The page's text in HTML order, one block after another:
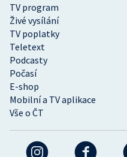
TV program
Živé vysílání
TV poplatky
Teletext
Podcasty
Počasí
E-shop
Mobilní a TV aplikace
Vše o ČT